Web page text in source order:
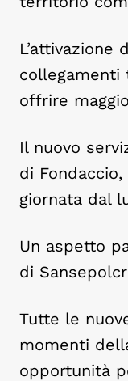
collegamenti
offrire
Il nuovo
di
giornata dal
Un aspetto
di
Tutte le
momenti
opportunità